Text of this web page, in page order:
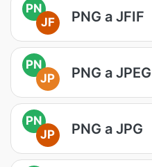
PN
JF
PNG a JFIF
PN
JP
PNG a JPEG
PN
JP
PNG a JPG